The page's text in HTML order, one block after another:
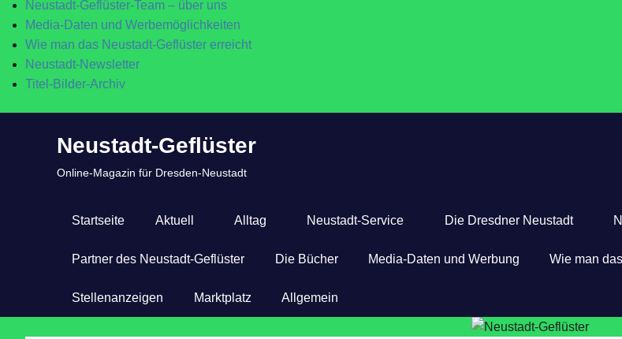
Neustadt-Geflüster-Team – über uns
Media-Daten und Werbemöglichkeiten
Wie man das Neustadt-Geflüster erreicht
Neustadt-Newsletter
Titel-Bilder-Archiv
Neustadt-Geflüster
Online-Magazin für Dresden-Neustadt
Startseite Aktuell Alltag Neustadt-Service Die Dresdner Neustadt
Partner des Neustadt-Geflüster Die Bücher Media-Daten und Werbung Wie man
Stellenanzeigen Marktplatz Allgemein